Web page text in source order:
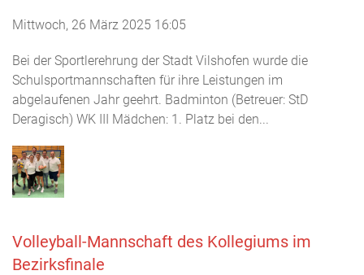
Mittwoch, 26 März 2025 16:05
Bei der Sportlerehrung der Stadt Vilshofen wurde die
Schulsportmannschaften für ihre Leistungen im
abgelaufenen Jahr geehrt. Badminton (Betreuer: StD
Deragisch) WK III Mädchen: 1. Platz bei den...
Volleyball-Mannschaft des Kollegiums im
Bezirksfinale